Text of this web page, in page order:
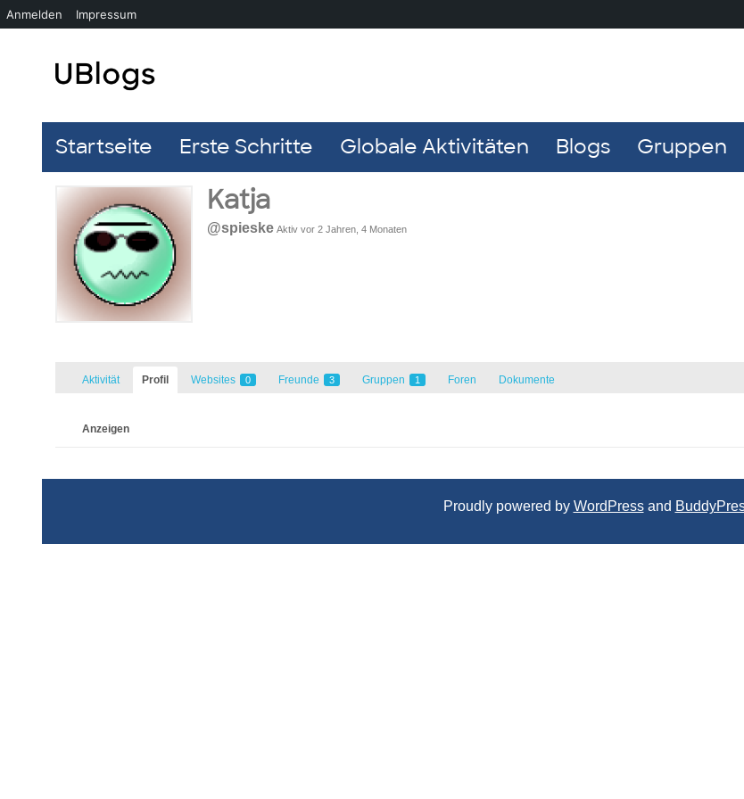
Startseite Erste Schritte Globale Aktivitäten Blogs Gruppen
Katja
@spieske Aktiv vor 2 Jahren, 4 Monaten
Aktivität Profil Websites 0 Freunde 3 Gruppen 1 Foren Dokumente
Anzeigen
Proudly powered by WordPressand
Anmelden Impressum